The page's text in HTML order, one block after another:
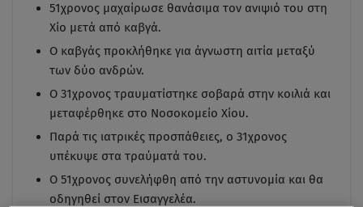
51χρονος μαχαίρωσε θανάσιμα τον ανιψιό του στη
Χίο μετά από καβγά.
Ο καβγάς προκλήθηκε για άγνωστη αιτία μεταξύ
των δύο ανδρών.
Ο 31χρονος τραυματίστηκε σοβαρά στην κοιλιά και
μεταφέρθηκε στο Νοσοκομείο Χίου.
Παρά τις ιατρικές προσπάθειες, ο 31χρονος
υπέκυψε στα τραύματά του.
Ο 51χρονος συνελήφθη από την αστυνομία και θα
οδηγηθεί στον Εισαγγελέα.